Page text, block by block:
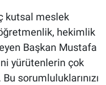
kutsal meslek
hekimlik
Başkan Mustafa
yürütenlerin çok
sorumluluklarınızı